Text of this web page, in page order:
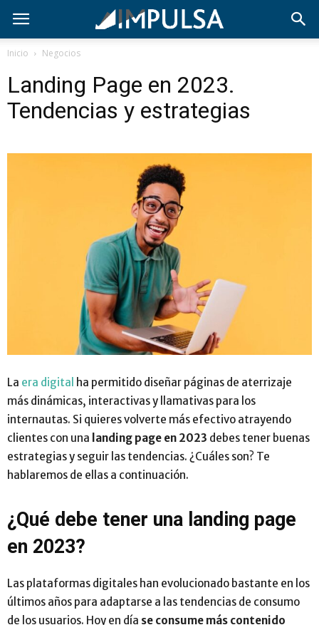
Inicio Negocios
Landing Page en 2023.
Tendencias y estrategias
La era digital ha permitido diseñar páginas de aterrizaje
más dinámicas, interactivas y llamativas para los
internautas. Si quieres volverte más efectivo atrayendo
clientes con una landing page en 2023 debes tener buenas
estrategias y seguir las tendencias. ¿Cuáles son? Te
hablaremos de ellas a continuación.
¿Qué debe tener una landing page
en 2023?
Las plataformas digitales han evolucionado bastante en los
últimos años para adaptarse a las tendencias de consumo
de los usuarios. Hoy en día se consume más contenido